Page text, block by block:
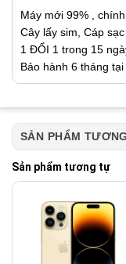
Máy mới 99% ,
Cây lấy sim, Cáp sạc
1 ĐỔI 1 trong 15
Bảo hành 6 tháng
SẢN PHẨM
Sản phẩm tương tự